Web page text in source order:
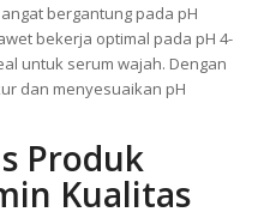
bergantung pada pH
bekerja optimal pada pH 4-
untuk serum wajah. Dengan
dan menyesuaikan pH
Produk
Kualitas